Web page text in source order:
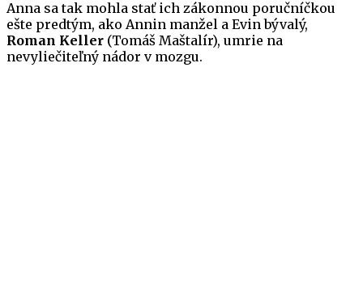
Anna sa tak mohla stať ich zákonnou poručníčkou
ešte predtým, ako Annin manžel a Evin bývalý,
Roman Keller (Tomáš Maštalír), umrie na
nevyliečiteľný nádor v mozgu.